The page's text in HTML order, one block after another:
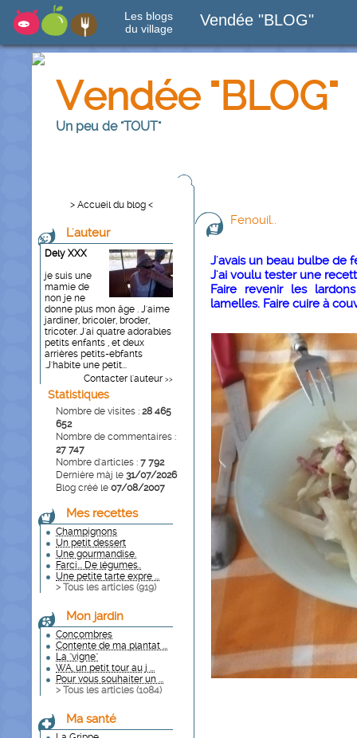
Les blogs
du village
Vendée "BLOG"
Vendée "BLOG"
Un peu de "TOUT"
> Accueil du blog <
L'auteur
Dely XXX
je suis une
mamie de
non je ne
donne plus mon âge . J'aime
jardiner, bricoler, broder,
tricoter. J'ai quatre adorables
petits enfants , et deux
arrières petits-ebfants
.J'habite une petit...
Contacter l'auteur >>
Statistiques
Nombre de visites : 28 465
652
Nombre de commentaires :
27 747
Nombre d'articles : 7 792
Dernière màj le 31/07/2026
Blog créé le 07/08/2007
Mes recettes
Champignons
Un petit dessert
Une gourmandise.
Farci... De légumes..
Une petite tarte expre ...
> Tous les articles (919)
Mon jardin
Concombres
Contente de ma plantat ...
La "vigne"
WA, un petit tour au j ...
Pour vous souhaiter un ...
> Tous les articles (1084)
Ma santé
Fenouil..
J'avais un beau bulbe de
J'ai voulu tester une
Faire revenir les
lamelles. Faire cuire à